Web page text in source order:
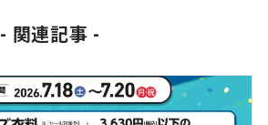
- 関連記事 -